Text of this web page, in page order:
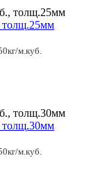
толщ.25мм
м.куб.
толщ.30мм
м.куб.